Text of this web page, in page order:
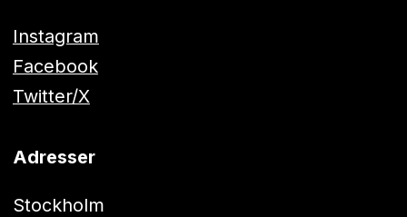
Instagram
Facebook
Twitter/X
Adresser
Stockholm